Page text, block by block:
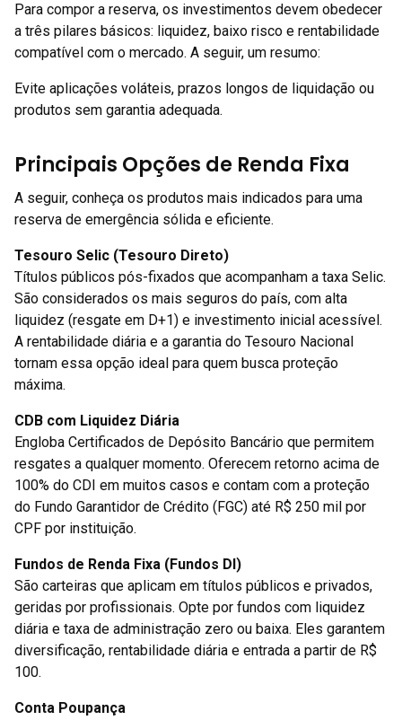
Para compor a reserva, os investimentos devem obedecer
a três pilares básicos: liquidez, baixo risco e rentabilidade
compatível com o mercado. A seguir, um resumo:
Evite aplicações voláteis, prazos longos de liquidação ou
produtos sem garantia adequada.
Principais Opções de Renda Fixa
A seguir, conheça os produtos mais indicados para uma
reserva de emergência sólida e eficiente.
Tesouro Selic (Tesouro Direto)
Títulos públicos pós-fixados que acompanham a taxa Selic.
São considerados os mais seguros do país, com alta
liquidez (resgate em D+1) e investimento inicial acessível.
A rentabilidade diária e a garantia do Tesouro Nacional
tornam essa opção ideal para quem busca proteção
máxima.
CDB com Liquidez Diária
Engloba Certificados de Depósito Bancário que permitem
resgates a qualquer momento. Oferecem retorno acima de
100% do CDI em muitos casos e contam com a proteção
do Fundo Garantidor de Crédito (FGC) até R$ 250 mil por
CPF por instituição.
Fundos de Renda Fixa (Fundos DI)
São carteiras que aplicam em títulos públicos e privados,
geridas por profissionais. Opte por fundos com liquidez
diária e taxa de administração zero ou baixa. Eles garantem
diversificação, rentabilidade diária e entrada a partir de R$
100.
Conta Poupança